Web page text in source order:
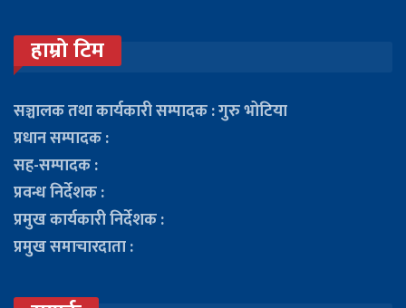
हाम्रो टिम
सञ्चालक तथा कार्यकारी सम्पादक : गुरु भोटिया
प्रधान सम्पादक :
सह-सम्पादक :
प्रवन्ध निर्देशक :
प्रमुख कार्यकारी निर्देशक :
प्रमुख समाचारदाता :